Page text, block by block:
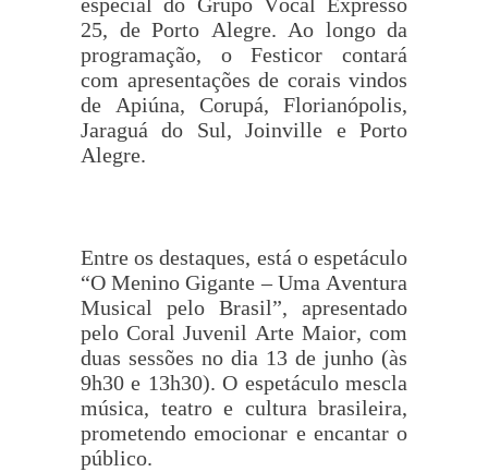
25, de Porto Alegre. Ao longo da
programação, o Festicor contará
com apresentações de corais vindos
de Apiúna, Corupá, Florianópolis,
Jaraguá do Sul, Joinville e Porto
Alegre.
Entre os destaques, está o espetáculo
“O Menino Gigante – Uma Aventura
Musical pelo Brasil”, apresentado
pelo Coral Juvenil Arte Maior, com
duas sessões no dia 13 de junho (às
9h30 e 13h30). O espetáculo mescla
música, teatro e cultura brasileira,
prometendo emocionar e encantar o
público.